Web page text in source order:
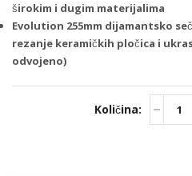
širokim i dugim materijalima
Evolution 255mm dijamantsko
rezanje keramičkih pločica i
odvojeno)